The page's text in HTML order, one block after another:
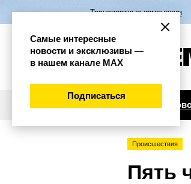
Транспортные изменения
Происшествия
Пять
Самые интересные
новости и эксклюзивы —
в нашем канале МАХ
Подписаться